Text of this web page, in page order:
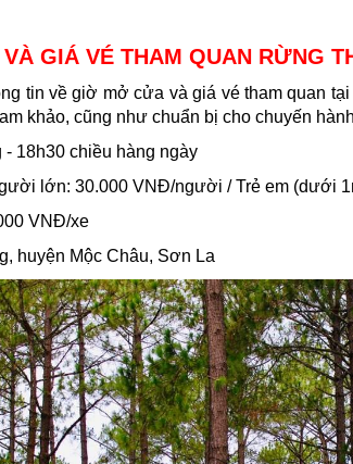
GIÁ VÉ THAM QUAN RỪNG
tin về giờ mở cửa và giá vé tham quan tại
khảo, cũng như chuẩn bị cho chuyến
- 18h30 chiều hàng ngày
lớn: 30.000 VNĐ/người /Trẻ em (dưới
VNĐ/xe
huyện Mộc Châu, Sơn La